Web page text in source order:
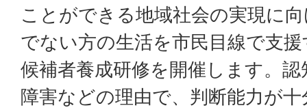
ことができる地域社会の実現に
でない方の生活を市民目線で支
候補者養成研修を開催します。
障害などの理由で、判断能力が